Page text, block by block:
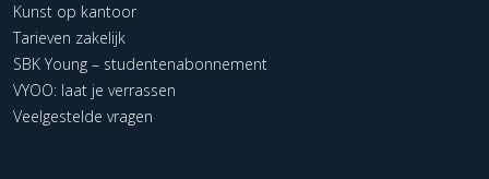
Kunst op kantoor
Tarieven zakelijk
SBK Young – studentenabonnement
VYOO: laat je verrassen
Veelgestelde vragen